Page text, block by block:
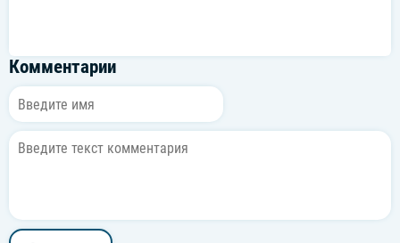
Комментарии